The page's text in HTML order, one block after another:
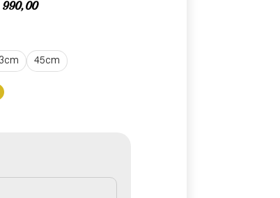
45cm